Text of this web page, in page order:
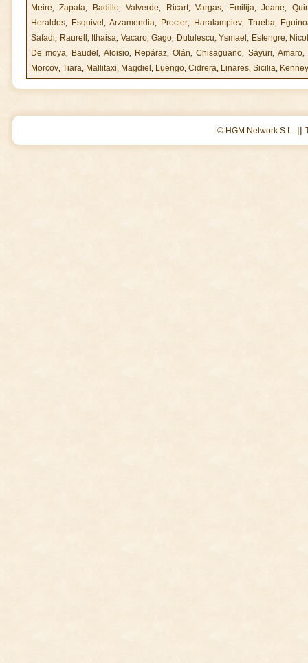
Meire,Zapata, Badillo,Valverde, Ricart,Vargas, Emilija,Jeane,
Heraldos, Esquivel ,Arzamendia, Procter, Haralampiev, Trueba,
Safadi, Raurell , Ithaisa, Vacaro,Gago, Dutulescu,Ysmael, Estengre,
De moya, Baudel,Aloisio, Repáraz,Olán,Chisaguano, Sayuri, Amaro,
Morcov, Tiara, Mallitaxi, Magdiel , Luengo, Cidrera, Linares, Sicilia, Kenney
© HGM Network S.L. ||